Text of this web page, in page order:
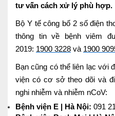
tư vấn cách xử lý phù hợp.
Bộ Y tế công bố 2 số điện
thông tin về bệnh viêm
2019: 1900 3228 và 1900
Bạn cũng có thể liên lạc với
viện có cơ sở theo dõi và
nghi nhiễm và nhiễm nCoV:
Bệnh viện E | Hà Nội: 091